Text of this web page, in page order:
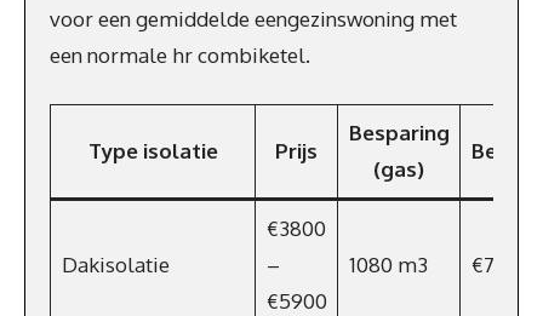
voor een gemiddelde eengezinswoning met
een normale hr combiketel.
Type isolatie Prijs
Besparing
(gas)
Dakisolatie
€3800
–
€5900
1080 m3 €734